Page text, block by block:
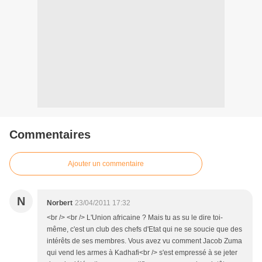
Commentaires
Ajouter un commentaire
N Norbert 23/04/2011 17:32
<br /> <br /> L'Union africaine ? Mais tu as su le dire toi-
même, c'est un club des chefs d'Etat qui ne se soucie que des
intérêts de ses membres. Vous avez vu comment Jacob Zuma
qui vend les armes à Kadhafi<br /> s'est empressé à se jeter